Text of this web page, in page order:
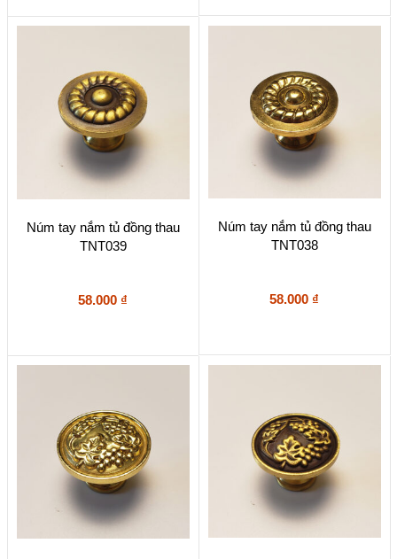
Núm tay nắm tủ đồng thau
TNT039
58.000 ₫
Núm tay nắm tủ đồng thau
TNT038
58.000 ₫